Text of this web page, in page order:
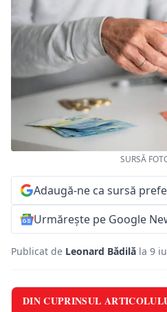
SURSĂ
Adaugă-ne ca sursă
Urmărește pe Google
Publicat de Leonard Bădilă la 9
DIN CUPRINSUL